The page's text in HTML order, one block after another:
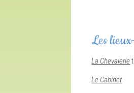
Les
La Chevalerie
Le Cabinet